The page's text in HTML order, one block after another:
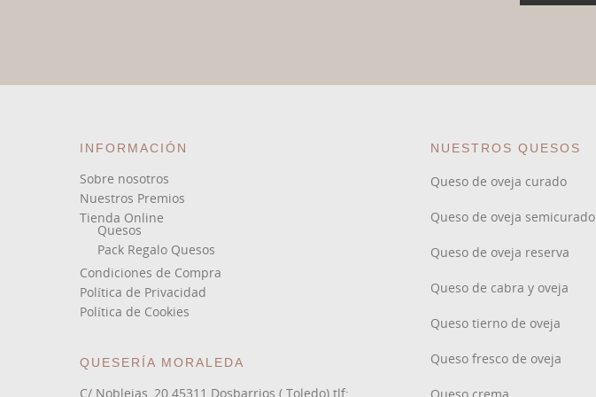
INFORMACIÓN
Sobre nosotros
Nuestros Premios
Tienda Online
Quesos
Pack Regalo Quesos
Condiciones de Compra
Política de Privacidad
Política de Cookies
QUESERÍA MORALEDA
C/ Noblejas, 20 45311 Dosbarrios ( Toledo) tlf:
NUESTROS QUESOS
Queso de oveja curado
Queso de oveja semicurado
Queso de oveja reserva
Queso de cabra y oveja
Queso tierno de oveja
Queso fresco de oveja